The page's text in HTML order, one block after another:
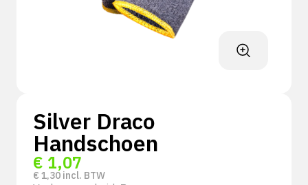
Silver Draco
Handschoen
€ 1,07
€ 1,30 incl. BTW